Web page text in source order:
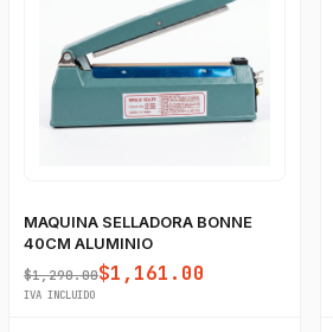
MAQUINA SELLADORA BONNE
40CM ALUMINIO
$1,290.00$1,161.00
IVA INCLUIDO